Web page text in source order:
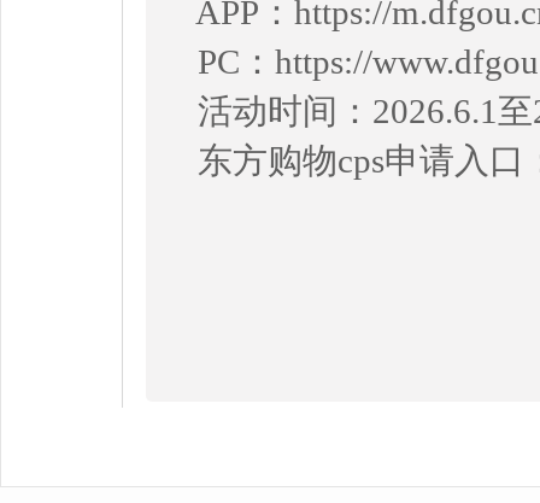
APP：https://
PC：https://
活动时间：2026.6.1至
东方购物cps申请入口